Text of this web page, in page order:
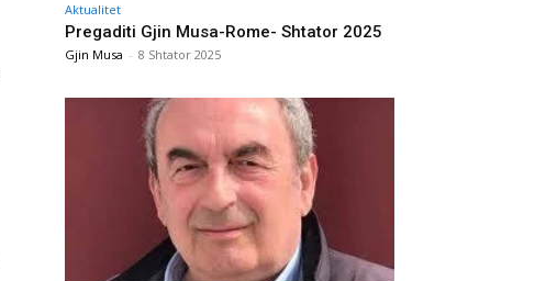
Aktualitet
Pregaditi Gjin Musa-Rome- Shtator 2025
Gjin Musa - 8 Shtator 2025